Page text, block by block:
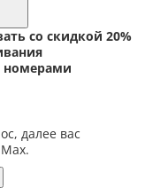
со скидкой 20%
номерами
далее вас